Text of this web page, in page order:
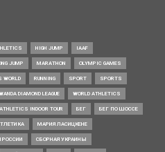
HIGH JUMP IAAF
JUMP MARATHON OLYMPIC GAMES
WORLD RUNNING SPORT SPORTS
DIAMOND LEAGUE WORLD ATHLETICS
INDOOR TOUR БЕГ БЕГ ПО ШОССЕ
МАРИЯ ЛАСИЦКЕНЕ
РОССИИ СБОРНАЯ УКРАИНЫ